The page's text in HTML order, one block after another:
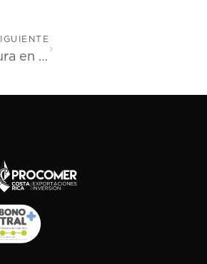
Zimmer Biomet instalará su nueva planta de manufactura en Costa Rica y proyecta generar 500 empleos